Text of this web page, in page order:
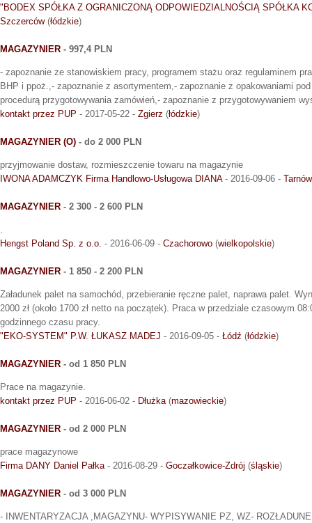
"BODEX SPÓŁKA Z OGRANICZONĄ ODPOWIEDZIALNOŚCIĄ SPÓŁKA
Szczerców(łódzkie)
MAGAZYNIER - 997,4 PLN
- zapoznanie ze stanowiskiem pracy, programem stażu oraz regulaminem
BHP i ppoż.,- zapoznanie z asortymentem,- zapoznanie z opakowaniami
procedurą przygotowywania zamówień,- zapoznanie z przygotowywaniem
kontakt przez PUP - 2017-05-22 - Zgierz (łódzkie)
MAGAZYNIER (O) - do 2 000 PLN
przyjmowanie dostaw, rozmieszczenie towaru na magazynie
IWONA ADAMCZYK Firma Handlowo-Usługowa DIANA- 2016-09-06 - Tarnów
MAGAZYNIER - 2 300 - 2 600 PLN
.
Hengst Poland Sp. z o.o. - 2016-06-09 - Czachorowo (wielkopolskie)
MAGAZYNIER - 1 850 - 2 200 PLN
Załadunek palet na samochód, przebieranie ręczne palet, naprawa palet.
2000 zł (około 1700 zł netto na początek). Praca w przedziale czasowym
godzinnego czasu pracy.
"EKO-SYSTEM" P.W. ŁUKASZ MADEJ - 2016-09-05 - Łódź (łódzkie)
MAGAZYNIER - od 1 850 PLN
Prace na magazynie.
kontakt przez PUP - 2016-06-02 - Dłużka(mazowieckie)
MAGAZYNIER - od 2 000 PLN
prace magazynowe
Firma DANY Daniel Pałka- 2016-08-29 - Goczałkowice-Zdrój (śląskie)
MAGAZYNIER - od 3 000 PLN
- INWENTARYZACJA ,MAGAZYNU- WYPISYWANIE PZ, WZ-